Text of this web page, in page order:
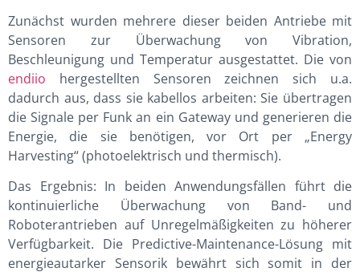
Zunächst wurden mehrere dieser beiden Antriebe mit
Sensoren zur Überwachung von Vibration,
Beschleunigung und Temperatur ausgestattet. Die von
endiio hergestellten Sensoren zeichnen sich u.a.
dadurch aus, dass sie kabellos arbeiten: Sie übertragen
die Signale per Funk an ein Gateway und generieren die
Energie, die sie benötigen, vor Ort per „Energy
Harvesting“ (photoelektrisch und thermisch).
Das Ergebnis: In beiden Anwendungsfällen führt die
kontinuierliche Überwachung von Band- und
Roboterantrieben auf Unregelmäßigkeiten zu höherer
Verfügbarkeit. Die Predictive-Maintenance-Lösung mit
energieautarker Sensorik bewährt sich somit in der